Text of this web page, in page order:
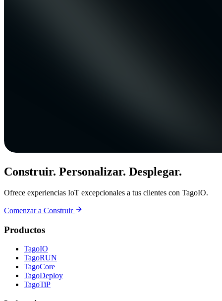
Construir. Personalizar. Desplegar.
Ofrece experiencias IoT excepcionales a tus clientes con TagoIO.
Comenzar a Construir
Productos
TagoIO
TagoRUN
TagoCore
TagoDeploy
TagoTiP